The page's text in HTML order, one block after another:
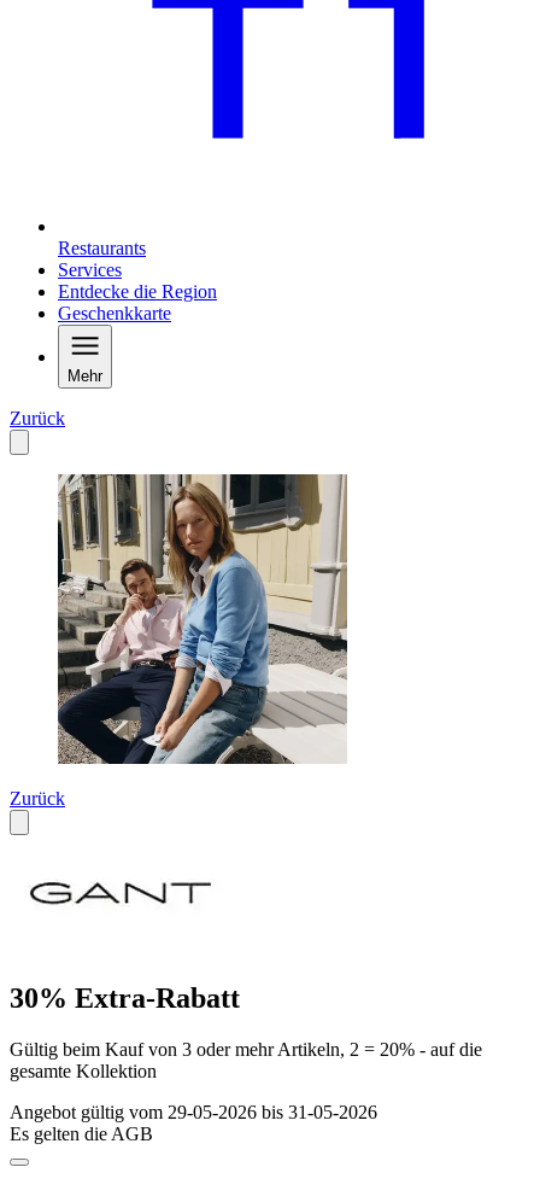
Restaurants
Services
Entdecke die Region
Geschenkkarte
Mehr
Zurück
Zurück
30% Extra-Rabatt
Gültig beim Kauf von 3 oder mehr Artikeln, 2 = 20% - auf die
gesamte Kollektion
Angebot gültig vom 29-05-2026 bis 31-05-2026
Es gelten die AGB